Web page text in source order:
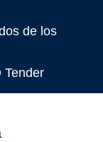
de los
Tender